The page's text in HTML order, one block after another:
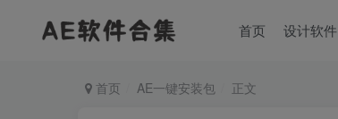
首页 设计软件
首页 AE一键安装包 正文